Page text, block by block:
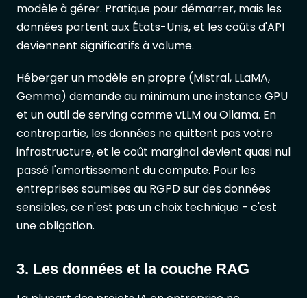
modèle à gérer. Pratique pour démarrer, mais les
données partent aux États-Unis, et les coûts d'API
deviennent significatifs à volume.
Héberger un modèle en propre (Mistral, LLaMA,
Gemma) demande au minimum une instance GPU
et un outil de serving comme vLLM ou Ollama. En
contrepartie, les données ne quittent pas votre
infrastructure, et le coût marginal devient quasi nul
passé l'amortissement du compute. Pour les
entreprises soumises au RGPD sur des données
sensibles, ce n'est pas un choix technique - c'est
une obligation.
3. Les données et la couche RAG